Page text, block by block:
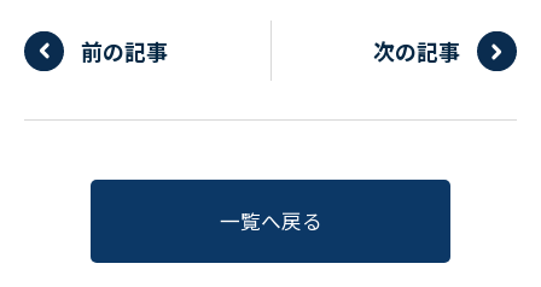
大阪市西区新町2-4-2 なにわ筋SIAビル［
前の記事 次の記事
一覧へ戻る